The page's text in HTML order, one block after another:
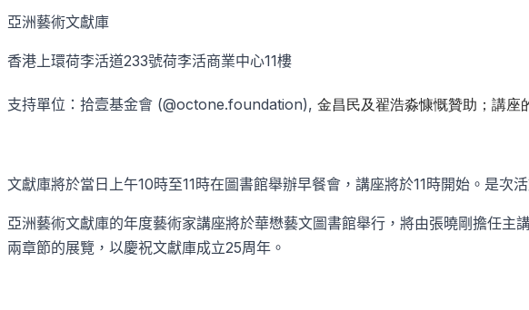
亞洲藝術文獻庫
香港上環荷李活道233號荷李活商業中心11樓
支持單位：拾壹基金會 (@octone.foundation), 金昌民及翟浩淼慷慨贊助；講座
文獻庫將於當日上午10時至11時在圖書館舉辦早餐會，講座將於11時開始。是次
亞洲藝術文獻庫的年度藝術家講座將於華懋藝文圖書館舉行，將由張曉剛擔任主
兩章節的展覽，以慶祝文獻庫成立25周年。